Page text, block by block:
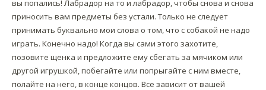
вы попались! Лабрадор на то и лабрадор, чтобы снова и снова
приносить вам предметы без устали. Только не следует
принимать буквально мои слова о том, что с собакой не надо
играть. Конечно надо! Когда вы сами этого захотите,
позовите щенка и предложите ему сбегать за мячиком или
другой игрушкой, побегайте или попрыгайте с ним вместе,
полайте на него, в конце концов. Все зависит от вашей